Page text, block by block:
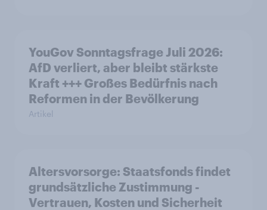
YouGov Sonntagsfrage Juli 2026:
AfD verliert, aber bleibt stärkste
Kraft +++ Großes Bedürfnis nach
Reformen in der Bevölkerung
Artikel
Altersvorsorge: Staatsfonds findet
grundsätzliche Zustimmung -
Vertrauen, Kosten und Sicherheit